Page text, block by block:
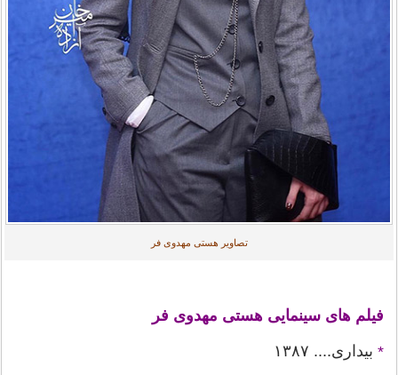
تصاویر هستی مهدوی فر
فیلم های سینمایی هستی مهدوی فر
* بیداری.... ۱۳۸۷